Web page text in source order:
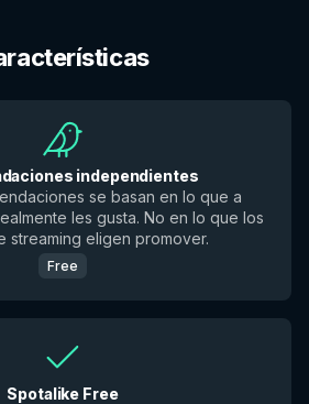
independientes
se basan en lo que a
les gusta. No en lo que los
streaming eligen promover.
Free
Spotalike Free